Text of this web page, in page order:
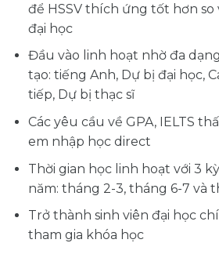
để HSSV thích ứng tốt hơn so
đại học
Đầu vào linh hoạt nhờ đa
tạo: tiếng Anh, Dự bị đại học,
tiếp, Dự bị thạc sĩ
Các yêu cầu về GPA, IELTS
em nhập học direct
Thời gian học linh hoạt với 3
năm: tháng 2-3, tháng 6-7 và
Trở thành sinh viên đại học
tham gia khóa học